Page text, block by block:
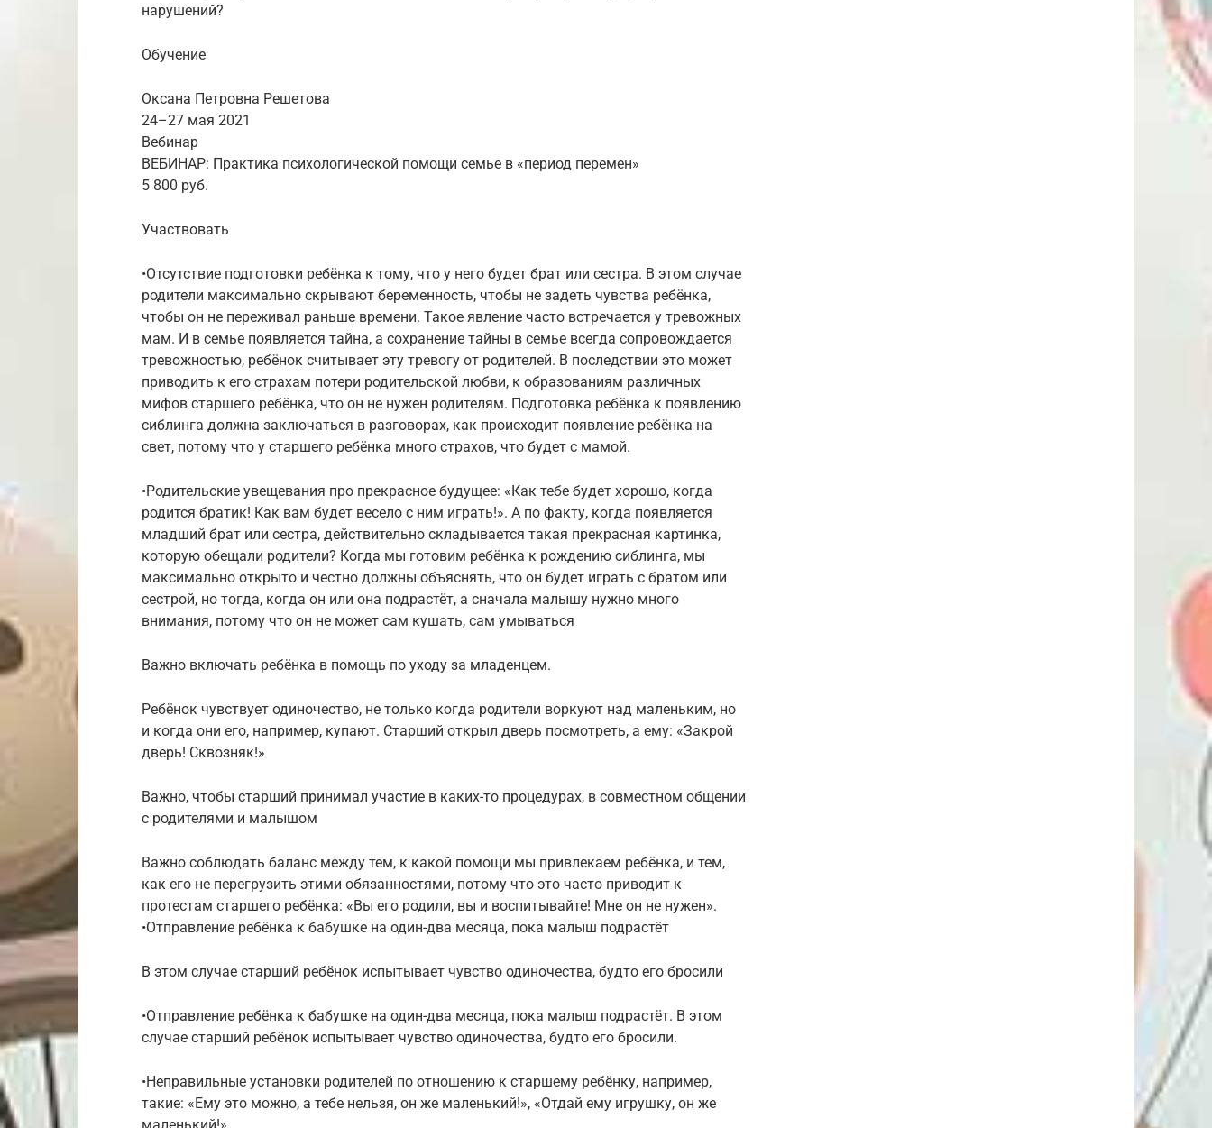
нарушений?
Обучение
Оксана Петровна Решетова
24–27 мая 2021
Вебинар
ВЕБИНАР: Практика психологической помощи семье в «период перемен»
5 800 руб.
Участвовать
•Отсутствие подготовки ребёнка к тому, что у него будет брат или сестра. В этом случае
родители максимально скрывают беременность, чтобы не задеть чувства ребёнка,
чтобы он не переживал раньше времени. Такое явление часто встречается у тревожных
мам. И в семье появляется тайна, а сохранение тайны в семье всегда сопровождается
тревожностью, ребёнок считывает эту тревогу от родителей. В последствии это может
приводить к его страхам потери родительской любви, к образованиям различных
мифов старшего ребёнка, что он не нужен родителям. Подготовка ребёнка к появлению
сиблинга должна заключаться в разговорах, как происходит появление ребёнка на
свет, потому что у старшего ребёнка много страхов, что будет с мамой.
•Родительские увещевания про прекрасное будущее: «Как тебе будет хорошо, когда
родится братик! Как вам будет весело с ним играть!». А по факту, когда появляется
младший брат или сестра, действительно складывается такая прекрасная картинка,
которую обещали родители? Когда мы готовим ребёнка к рождению сиблинга, мы
максимально открыто и честно должны объяснять, что он будет играть с братом или
сестрой, но тогда, когда он или она подрастёт, а сначала малышу нужно много
внимания, потому что он не может сам кушать, сам умываться
Важно включать ребёнка в помощь по уходу за младенцем.
Ребёнок чувствует одиночество, не только когда родители воркуют над маленьким, но
и когда они его, например, купают. Старший открыл дверь посмотреть, а ему: «Закрой
дверь! Сквозняк!»
Важно, чтобы старший принимал участие в каких-то процедурах, в совместном общении
с родителями и малышом
Важно соблюдать баланс между тем, к какой помощи мы привлекаем ребёнка, и тем,
как его не перегрузить этими обязанностями, потому что это часто приводит к
протестам старшего ребёнка: «Вы его родили, вы и воспитывайте! Мне он не нужен».
•Отправление ребёнка к бабушке на один-два месяца, пока малыш подрастёт
В этом случае старший ребёнок испытывает чувство одиночества, будто его бросили
•Отправление ребёнка к бабушке на один-два месяца, пока малыш подрастёт. В этом
случае старший ребёнок испытывает чувство одиночества, будто его бросили.
•Неправильные установки родителей по отношению к старшему ребёнку, например,
такие: «Ему это можно, а тебе нельзя, он же маленький!», «Отдай ему игрушку, он же